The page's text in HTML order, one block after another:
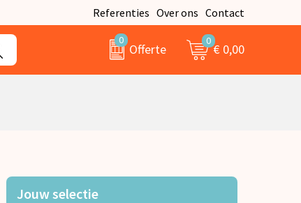
Referenties Over ons Contact
0
Offerte
0
€ 0,00
Jouw selectie